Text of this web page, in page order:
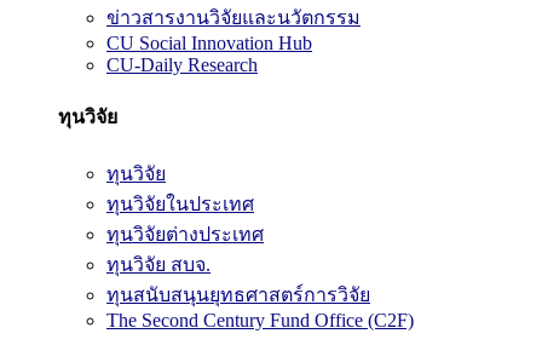
ข่าวสารงานวิจัยและนวัตกรรม
CU Social Innovation Hub
CU-Daily Research
ทุนวิจัย
ทุนวิจัย
ทุนวิจัยในประเทศ
ทุนวิจัยต่างประเทศ
ทุนวิจัย สบจ.
ทุนสนับสนุนยุทธศาสตร์การวิจัย
The Second Century Fund Office (C2F)